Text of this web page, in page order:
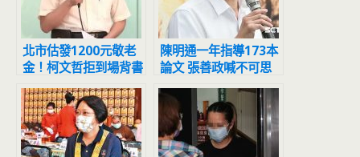
北市估發1200元敬老
金！柯文哲拒到場背書
黃珊珊代打
陳明通一年指導173本
論文 張善政喊不可思
議：天文數字